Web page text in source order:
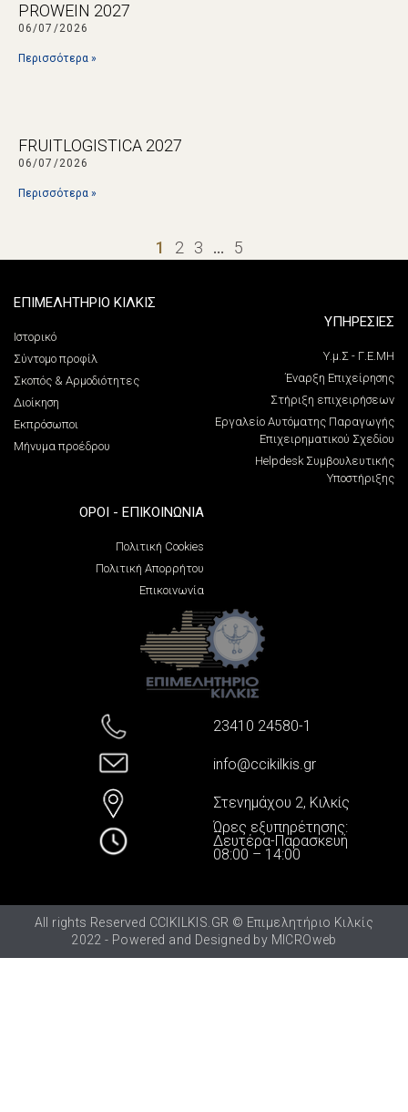
PROWEIN 2027
06/07/2026
Περισσότερα »
FRUITLOGISTICA 2027
06/07/2026
Περισσότερα »
1 2 3 … 5
ΕΠΙΜΕΛΗΤΗΡΙΟ ΚΙΛΚΙΣ
Ιστορικό
Σύντομο προφίλ
Σκοπός & Αρμοδιότητες
Διοίκηση
Εκπρόσωποι
Μήνυμα προέδρου
ΥΠΗΡΕΣΙΕΣ
Υ.μ.Σ - Γ.Ε.ΜΗ
Έναρξη Επιχείρησης
Στήριξη επιχειρήσεων
Εργαλείο Αυτόματης Παραγωγής
Επιχειρηματικού Σχεδίου
Helpdesk Συμβουλευτικής
Υποστήριξης
ΌΡΟΙ - ΕΠΙΚΟΙΝΩΝΊΑ
Πολιτική Cookies
Πολιτική Απορρήτου
Επικοινωνία
23410 24580-1
info@ccikilkis.gr
Στενημάχου 2, Κιλκίς
Ώρες εξυπηρέτησης:
Δευτέρα-Παρασκευή
08:00 – 14:00
All rights Reserved CCIKILKIS.GR © Επιμελητήριο Κιλκίς
2022 - Powered and Designed by MICROweb